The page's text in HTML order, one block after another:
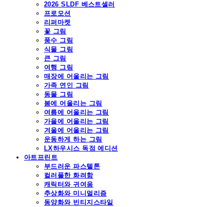
2026 SLDF 베스트셀러
프로모션
리퍼마켓
꽃 그림
풍수 그림
식물 그림
큰 그림
여행 그림
매장에 어울리는 그림
가족 연인 그림
동물 그림
봄에 어울리는 그림
여름에 어울리는 그림
가을에 어울리는 그림
겨울에 어울리는 그림
운동하게 하는 그림
LX하우시스 독점 에디션
아트프린트
부드러운 파스텔톤
컬러풀한 화려함
캐릭터와 귀여움
추상화와 미니멀리즘
동양화와 빈티지스타일